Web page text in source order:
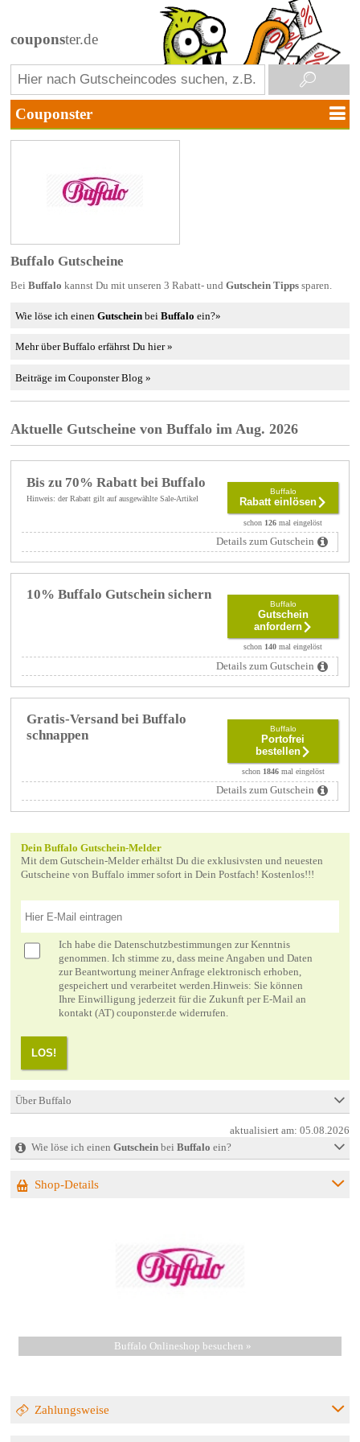
couponster.de
Buffalo Gutscheine
Bei Buffalo kannst Du mit unseren 3 Rabatt- und Gutschein Tippssparen.
Wie löse ich einenGutschein beiBuffalo ein?»
Mehr über Buffalo erfährst Du hier »
Beiträge im Couponster Blog »
Aktuelle Gutscheine von Buffalo im Aug. 2026
Bis zu 70% Rabatt bei Buffalo
Hinweis: der Rabatt gilt auf ausgewählte Sale-Artikel
Buffalo
Rabatt einlösen
schon 126 mal eingelöst
Details zum Gutschein
10% Buffalo Gutschein sichern
Buffalo
Gutschein
anfordern
schon 140 mal eingelöst
Details zum Gutschein
Gratis-Versand bei Buffalo
schnappen
Buffalo
Portofrei
bestellen
schon 1846mal eingelöst
Details zum Gutschein
Dein Buffalo Gutschein-Melder
Mit dem Gutschein-Melder erhältst Du die exklusivsten und neuesten
Gutscheine von Buffalo immer sofort in Dein Postfach! Kostenlos!!!
Ich habe die Datenschutzbestimmungen zur Kenntnis
genommen. Ich stimme zu, dass meine Angaben und Daten
zur Beantwortung meiner Anfrage elektronisch erhoben,
gespeichert und verarbeitet werden.Hinweis: Sie können
Ihre Einwilligung jederzeit für die Zukunft per E-Mail an
kontakt (AT) couponster.de widerrufen.
LOS!
Über Buffalo
aktualisiert am:05.08.2026
Wie löse ich einen Gutscheinbei Buffalo ein?
Shop-Details
Buffalo Onlineshop besuchen »
Zahlungsweise